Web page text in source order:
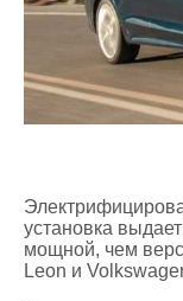
установка
мощной, чем
Leon и